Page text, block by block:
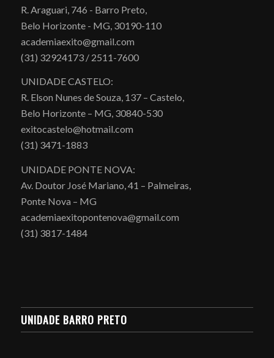
R. Araguari, 746 - Barro Preto,
Belo Horizonte - MG, 30190-110
academiaexito@gmail.com
(31) 32924173 / 2511-7600
UNIDADE CASTELO:
R. Elson Nunes de Souza, 137 – Castelo,
Belo Horizonte – MG, 30840-530
exitocastelo@hotmail.com
(31) 3471-1883
UNIDADE PONTE NOVA:
Av. Doutor José Mariano, 41 – Palmeiras,
Ponte Nova – MG
academiaexitopontenova@gmail.com
(31) 3817-1484
UNIDADE BARRO PRETO